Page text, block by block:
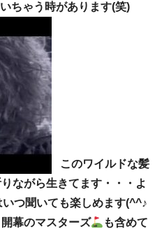
ちゃう時があります(笑)
このワイルドな髪
がら生きてます・・・よ
いつ聞いても楽しめます(^^♪
幕のマスターズ
も含めて